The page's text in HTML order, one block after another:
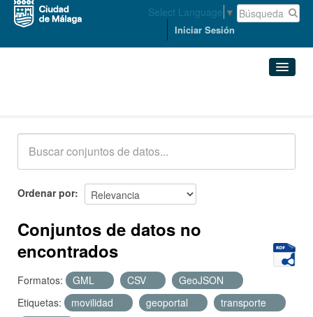
Select Language ▼
Iniciar Sesión
Acerca de
Ordenar por
Conjuntos de datos no
encontrados
Formatos: GML CSV
GeoJSON
Etiquetas:
movilidad geoportal
transporte